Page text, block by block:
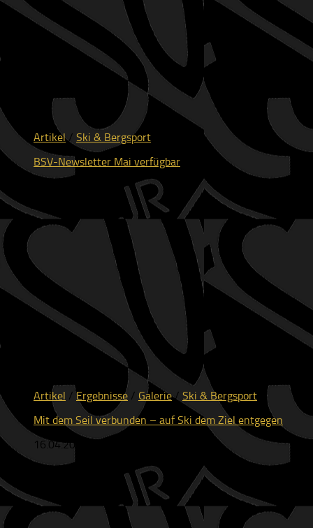
Artikel/ Ski & Bergsport
BSV-Newsletter Mai verfügbar
Artikel / Ergebnisse / Galerie/ Ski & Bergsport
Mit dem Seil verbunden – auf Ski dem Ziel entgegen
16.04.2026